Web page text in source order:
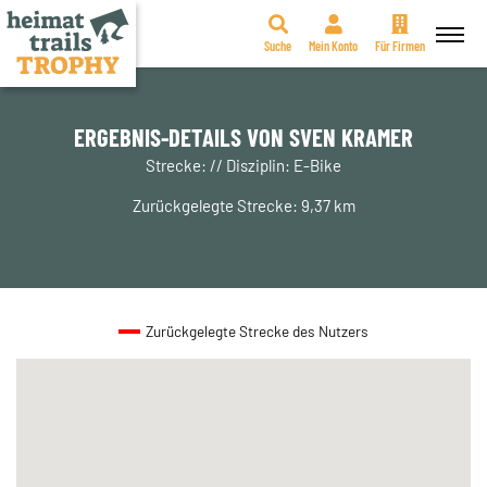
Zum
Suche Mein Konto Für Firmen
ERGEBNIS-DETAILS VON SVEN KRAMER
Strecke: // Disziplin: E-Bike
Zurückgelegte Strecke: 9,37 km
Zurückgelegte Strecke des Nutzers